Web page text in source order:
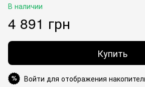
В наличии
4 891 грн
Купить
% Войти для отображения